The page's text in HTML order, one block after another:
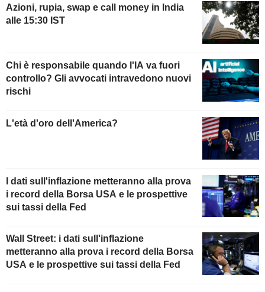
Azioni, rupia, swap e call money in India
alle 15:30 IST
Chi è responsabile quando l'IA va fuori
controllo? Gli avvocati intravedono nuovi
rischi
L'età d'oro dell'America?
I dati sull'inflazione metteranno alla prova
i record della Borsa USA e le prospettive
sui tassi della Fed
Wall Street: i dati sull'inflazione
metteranno alla prova i record della Borsa
USA e le prospettive sui tassi della Fed